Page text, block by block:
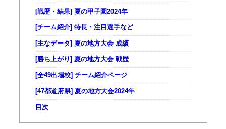
[戦歴・結果] 夏の甲子園2024年
[チーム紹介] 特長・注目選手など
[主なデータ] 夏の地方大会 成績
[勝ち上がり] 夏の地方大会 戦歴
[全49出場校] チーム紹介ページ
[47都道府県] 夏の地方大会2024年
目次